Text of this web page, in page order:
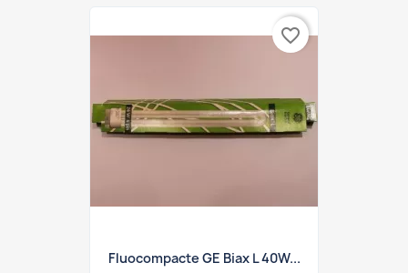
Fluocompacte GE Biax L 40W...
favorite_border